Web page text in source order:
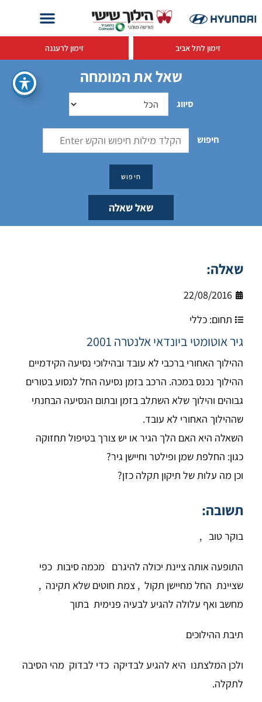
זימון לתל אביב זימון לרעננה
שאל את המומחה
סיווג
חיפוש
שאל שאלה
שאלה:
22/08/2016
תחום: כללי
גיר אוטומטי ביונדאי אלנטרה 2001
ההילוך האחורי ברכבי לא עובד ובהילוכי נסיעה הקידמיים
ההילוך נכנס במכה. הרכב בזמן נסיעה החל לנסוע בטורים
גבוהים והילוך שלא השתלב בזמן ובתום הנסיעה הבחנתי
שההילוך האחורי לא עובד.
השאלה היא האם הלך הגיר או יש צורך בטיפול תחזוקה
כגון: החלפת שמן ופילטר וחיישן גיר?
וכן מה עלות של תיקון תקלה כזן?
תשובה:
בוקר טוב ,
התופעה אותה ציינת יכולה להיגרם מכמה סיבות כפי
שציינת החל מחיישן תקול , צמת חוטים שלא תקינה ,
מחשב ואף עלולה להגיע לבעיה פנימית בתוך
תיבת ההילוכים
ולכן המלצתנו היא להגיע לבדיקה כדי לבדוק מהי הסיבה
לתקלה.